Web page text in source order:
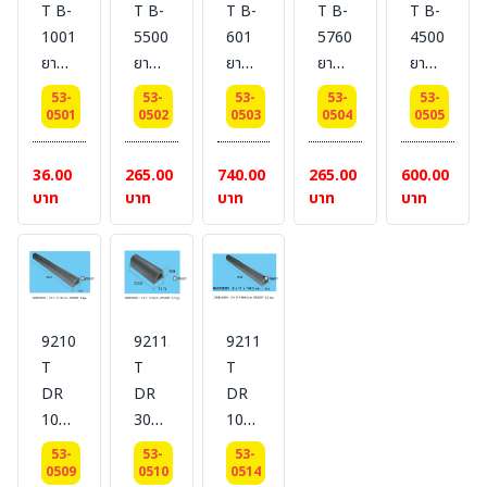
x
100
cm.
x 2
cm.
เมตร]
cm.
[ราคา/
เมตร]
[ราคา/
เมตร]
[ราคา/
เมตร]
T B-
1001
ยาง
กัน
กระแทก
DIMENSIONS
: 6.3
x 2.5
CM.
#BESTSAFE
53-
0501
36.00
บาท
T B-
5500
ยาง
กัน
กระแทก
DIMENSIONS
: 7.5
x 15
x 9
CM.
#BESTSAFE
53-
0502
265.00
บาท
T B-
601
ยาง
กัน
กระแทก
DIMENSIONS
:
15.5
x
x 7.5
CM.
53-
0503
740.00
บาท
T B-
57601
ยาง
กัน
กระแทก
DIMENSIONS
: 5.5
x
19.5
53-
0504
265.00
บาท
T B-
45001
ยาง
กั้นที่
จอด
รถ
:
14.5
53-
0505
600.00
บาท
92103-
T
DR
1000
ยา
งกััน
53-
0509
92113-
T
DR
300
ยาง
กัน
53-
0510
92119-
T
DR
1045
ยาง
กัน
53-
0514